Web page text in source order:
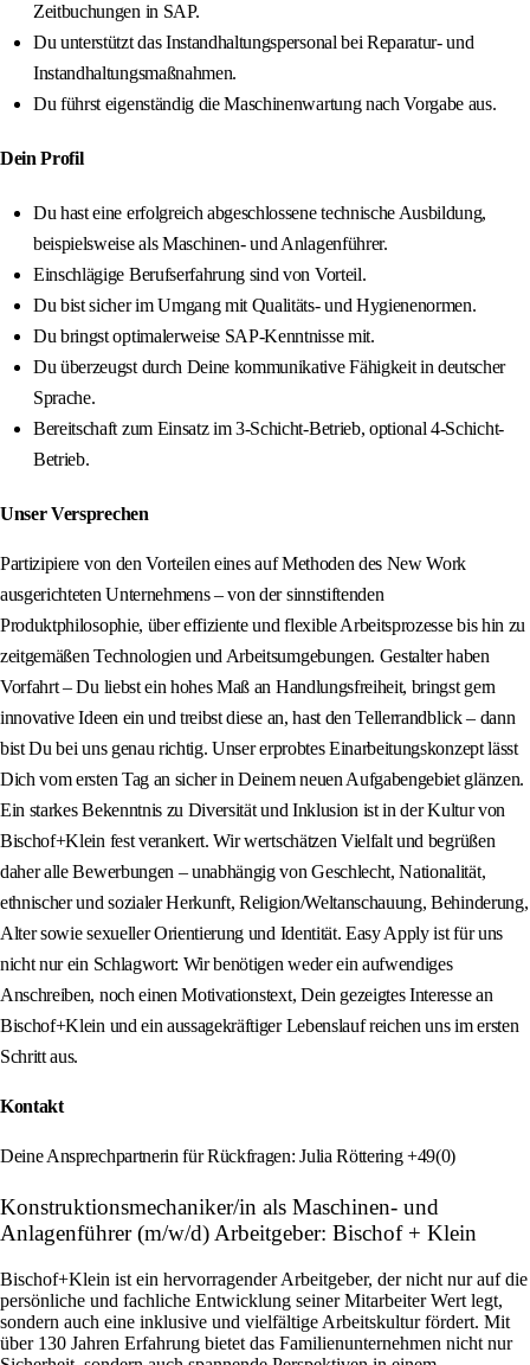
Zeitbuchungen in SAP.
Du unterstützt das Instandhaltungspersonal bei Reparatur- und
Instandhaltungsmaßnahmen.
Du führst eigenständig die Maschinenwartung nach Vorgabe aus.
Dein Profil
Du hast eine erfolgreich abgeschlossene technische Ausbildung,
beispielsweise als Maschinen- und Anlagenführer.
Einschlägige Berufserfahrung sind von Vorteil.
Du bist sicher im Umgang mit Qualitäts- und Hygienenormen.
Du bringst optimalerweise SAP-Kenntnisse mit.
Du überzeugst durch Deine kommunikative Fähigkeit in deutscher
Sprache.
Bereitschaft zum Einsatz im 3-Schicht-Betrieb, optional 4-Schicht-
Betrieb.
Unser Versprechen
Partizipiere von den Vorteilen eines auf Methoden des New Work
ausgerichteten Unternehmens – von der sinnstiftenden
Produktphilosophie, über effiziente und flexible Arbeitsprozesse bis hin zu
zeitgemäßen Technologien und Arbeitsumgebungen. Gestalter haben
Vorfahrt – Du liebst ein hohes Maß an Handlungsfreiheit, bringst gern
innovative Ideen ein und treibst diese an, hast den Tellerrandblick – dann
bist Du bei uns genau richtig. Unser erprobtes Einarbeitungskonzept lässt
Dich vom ersten Tag an sicher in Deinem neuen Aufgabengebiet glänzen.
Ein starkes Bekenntnis zu Diversität und Inklusion ist in der Kultur von
Bischof+Klein fest verankert. Wir wertschätzen Vielfalt und begrüßen
daher alle Bewerbungen – unabhängig von Geschlecht, Nationalität,
ethnischer und sozialer Herkunft, Religion/Weltanschauung, Behinderung,
Alter sowie sexueller Orientierung und Identität. Easy Apply ist für uns
nicht nur ein Schlagwort: Wir benötigen weder ein aufwendiges
Anschreiben, noch einen Motivationstext, Dein gezeigtes Interesse an
Bischof+Klein und ein aussagekräftiger Lebenslauf reichen uns im ersten
Schritt aus.
Kontakt
Deine Ansprechpartnerin für Rückfragen: Julia Röttering +49(0)
Konstruktionsmechaniker/in als Maschinen- und
Anlagenführer (m/w/d) Arbeitgeber: Bischof + Klein
Bischof+Klein ist ein hervorragender Arbeitgeber, der nicht nur auf die
persönliche und fachliche Entwicklung seiner Mitarbeiter Wert legt,
sondern auch eine inklusive und vielfältige Arbeitskultur fördert. Mit
über 130 Jahren Erfahrung bietet das Familienunternehmen nicht nur